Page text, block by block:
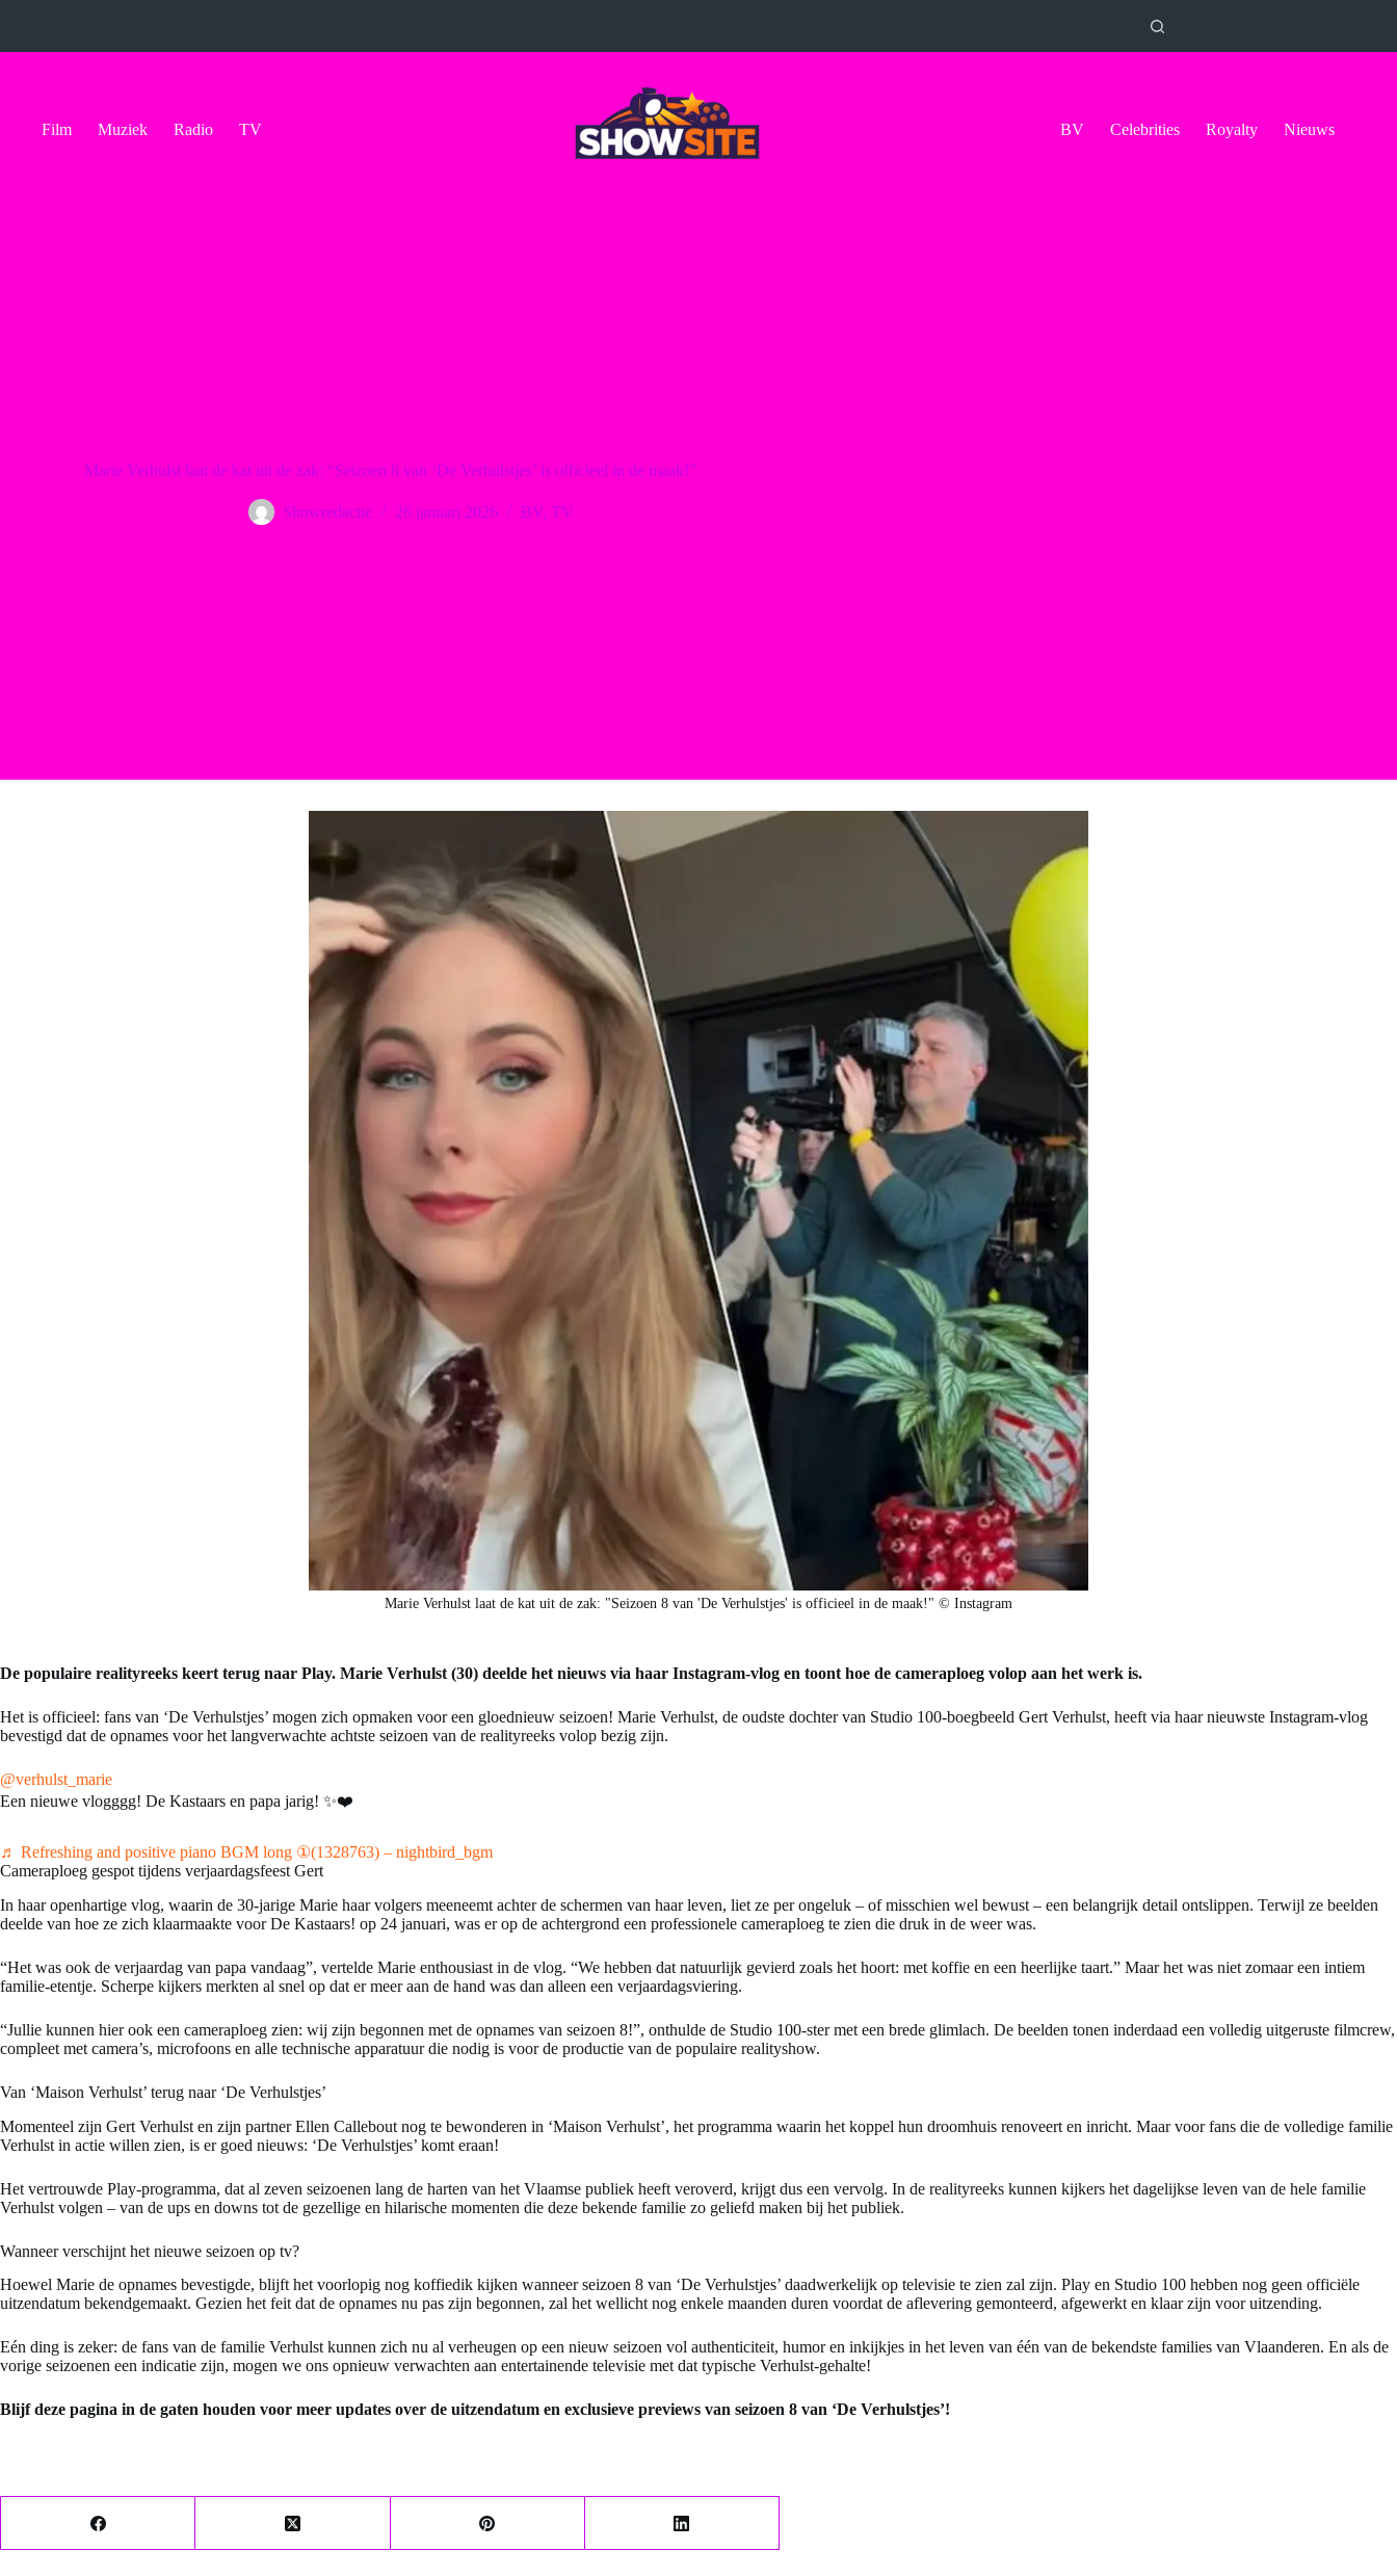
Film Muziek Radio TV BV Celebrities Royalty Nieuws
Marie Verhulst laat de kat uit de zak: “Seizoen 8 van ‘De Verhulstjes’ is officieel in de maak!”
Showredactie 26 januari 2026 BV, TV
Marie Verhulst laat de kat uit de zak: "Seizoen 8 van 'De Verhulstjes' is officieel in de maak!" © Instagram
De populaire realityreeks keert terug naar Play. Marie Verhulst (30) deelde het nieuws via haar Instagram-vlog en toont hoe de cameraploeg volop aan het werk is.
Het is officieel: fans van ‘De Verhulstjes’ mogen zich opmaken voor een gloednieuw seizoen! Marie Verhulst, de oudste dochter van Studio 100-boegbeeld Gert Verhulst, heeft via haar nieuwste Instagram-vlog
bevestigd dat de opnames voor het langverwachte achtste seizoen van de realityreeks volop bezig zijn.
@verhulst_marie
Een nieuwe vlogggg! De Kastaars en papa jarig! ✨❤️
♬ Refreshing and positive piano BGM long ①(1328763) – nightbird_bgm
Cameraploeg gespot tijdens verjaardagsfeest Gert
In haar openhartige vlog, waarin de 30-jarige Marie haar volgers meeneemt achter de schermen van haar leven, liet ze per ongeluk – of misschien wel bewust – een belangrijk detail ontslippen. Terwijl ze beelden
deelde van hoe ze zich klaarmaakte voor De Kastaars! op 24 januari, was er op de achtergrond een professionele cameraploeg te zien die druk in de weer was.
“Het was ook de verjaardag van papa vandaag”, vertelde Marie enthousiast in de vlog. “We hebben dat natuurlijk gevierd zoals het hoort: met koffie en een heerlijke taart.” Maar het was niet zomaar een intiem
familie-etentje. Scherpe kijkers merkten al snel op dat er meer aan de hand was dan alleen een verjaardagsviering.
“Jullie kunnen hier ook een cameraploeg zien: wij zijn begonnen met de opnames van seizoen 8!”, onthulde de Studio 100-ster met een brede glimlach. De beelden tonen inderdaad een volledig uitgeruste filmcrew,
compleet met camera’s, microfoons en alle technische apparatuur die nodig is voor de productie van de populaire realityshow.
Van ‘Maison Verhulst’ terug naar ‘De Verhulstjes’
Momenteel zijn Gert Verhulst en zijn partner Ellen Callebout nog te bewonderen in ‘Maison Verhulst’, het programma waarin het koppel hun droomhuis renoveert en inricht. Maar voor fans die de volledige familie
Verhulst in actie willen zien, is er goed nieuws: ‘De Verhulstjes’ komt eraan!
Het vertrouwde Play-programma, dat al zeven seizoenen lang de harten van het Vlaamse publiek heeft veroverd, krijgt dus een vervolg. In de realityreeks kunnen kijkers het dagelijkse leven van de hele familie
Verhulst volgen – van de ups en downs tot de gezellige en hilarische momenten die deze bekende familie zo geliefd maken bij het publiek.
Wanneer verschijnt het nieuwe seizoen op tv?
Hoewel Marie de opnames bevestigde, blijft het voorlopig nog koffiedik kijken wanneer seizoen 8 van ‘De Verhulstjes’ daadwerkelijk op televisie te zien zal zijn. Play en Studio 100 hebben nog geen officiële
uitzendatum bekendgemaakt. Gezien het feit dat de opnames nu pas zijn begonnen, zal het wellicht nog enkele maanden duren voordat de aflevering gemonteerd, afgewerkt en klaar zijn voor uitzending.
Eén ding is zeker: de fans van de familie Verhulst kunnen zich nu al verheugen op een nieuw seizoen vol authenticiteit, humor en inkijkjes in het leven van één van de bekendste families van Vlaanderen. En als de
vorige seizoenen een indicatie zijn, mogen we ons opnieuw verwachten aan entertainende televisie met dat typische Verhulst-gehalte!
Blijf deze pagina in de gaten houden voor meer updates over de uitzendatum en exclusieve previews van seizoen 8 van ‘De Verhulstjes’!